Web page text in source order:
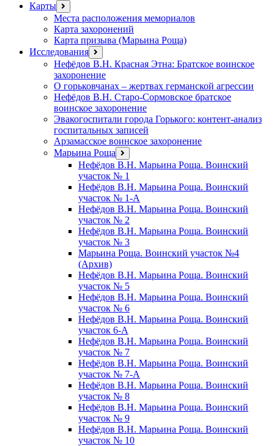
Карты открыть
меню
Места расположения мемориалов
Карта захоронений
Карта призыва (Марьина Роща)
Исследования открыть
меню
Нефёдов В.Н. Красная Этна: Братское воинское
захоронение
О горьковчанах – жертвах германской агрессии
Нефёдов В.Н. Старо-Сормовское братское
воинское захоронение
Эвакогоспитали города Горького: контент-анализ
госпитальных записей
Арзамасское воинское захоронение
Марьина Роща открыть
меню
Нефёдов В.Н. Марьина Роща. Воинский
участок № 1
Нефёдов В.Н. Марьина Роща. Воинский
участок № 1-А
Нефёдов В.Н. Марьина Роща. Воинский
участок № 2
Нефёдов В.Н. Марьина Роща. Воинский
участок № 3
Марьина Роща. Воинский участок №4
(Архив)
Нефёдов В.Н. Марьина Роща. Воинский
участок № 5
Нефёдов В.Н. Марьина Роща. Воинский
участок № 6
Нефёдов В.Н. Марьина Роща. Воинский
участок 6-А
Нефёдов В.Н. Марьина Роща. Воинский
участок № 7
Нефёдов В.Н. Марьина Роща. Воинский
участок № 7-А
Нефёдов В.Н. Марьина Роща. Воинский
участок № 8
Нефёдов В.Н. Марьина Роща. Воинский
участок № 9
Нефёдов В.Н. Марьина Роща. Воинский
участок № 10